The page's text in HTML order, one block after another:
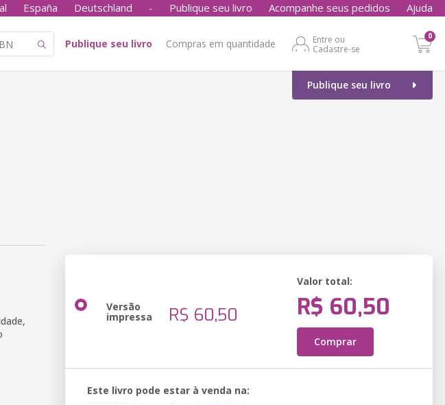
España Deutschland - Publique seu livro Acompanhe seus pedidos Ajuda
Publique seu livro Compras em quantidade
Entre ou
Cadastre-se
0
Publique seu livro
Versão
impressa R$ 60,50
Valor total:
R$ 60,50
Comprar
Este livro pode estar à venda na: